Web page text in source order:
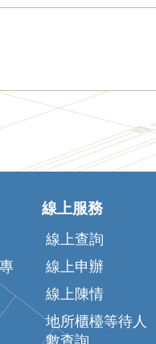
線上服務
線上查詢
線上申辦
線上陳情
地所櫃檯等待人
數查詢